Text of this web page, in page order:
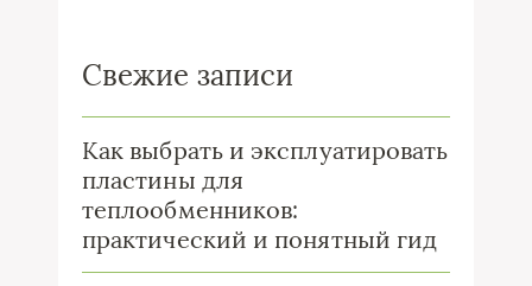
Свежие записи
Как выбрать и эксплуатировать
пластины для
теплообменников:
практический и понятный гид